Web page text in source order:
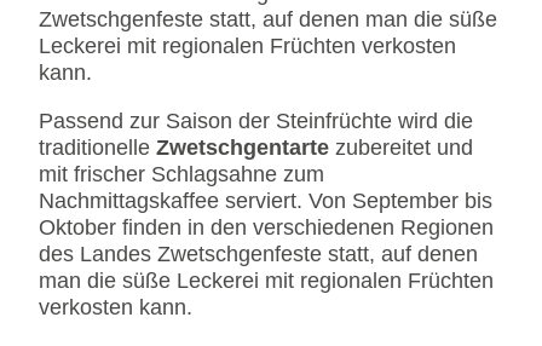
Zwetschgenfeste statt, auf denen man die süße
Leckerei mit regionalen Früchten verkosten
kann.
Passend zur Saison der Steinfrüchte wird die
traditionelle Zwetschgentarte zubereitet und
mit frischer Schlagsahne zum
Nachmittagskaffee serviert. Von September bis
Oktober finden in den verschiedenen Regionen
des Landes Zwetschgenfeste statt, auf denen
man die süße Leckerei mit regionalen Früchten
verkosten kann.